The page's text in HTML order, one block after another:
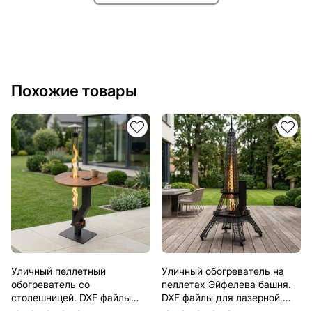
Похожие товары
Уличный пеллетный
обогреватель со
столешницей. DXF файлы
Уличный обогреватель на
пеллетах Эйфелева башня.
DXF файлы для лазерной,